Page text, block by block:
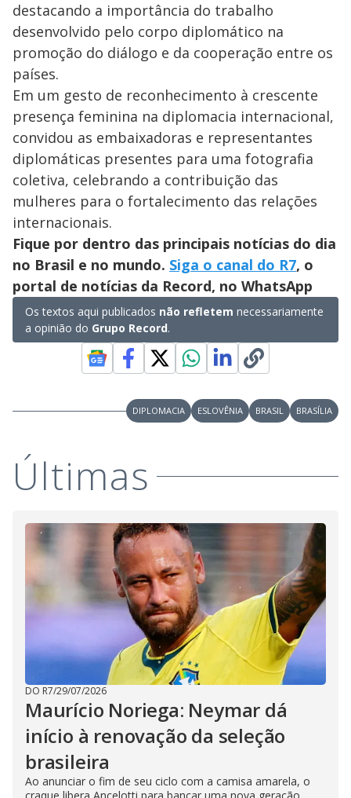
destacando a importância do trabalho
desenvolvido pelo corpo diplomático na
promoção do diálogo e da cooperação entre os
países.
Em um gesto de reconhecimento à crescente
presença feminina na diplomacia internacional,
convidou as embaixadoras e representantes
diplomáticas presentes para uma fotografia
coletiva, celebrando a contribuição das
mulheres para o fortalecimento das relações
internacionais.
Fique por dentro das principais notícias do dia
no Brasil e no mundo. Siga o canal do R7, o
portal de notícias da Record, no WhatsApp
Os textos aqui publicados não refletem necessariamente
a opinião do Grupo Record.
DIPLOMACIA ESLOVÊNIA BRASIL BRASÍLIA
Últimas
DO R7/29/07/2026
Maurício Noriega: Neymar dá
início à renovação da seleção
brasileira
Ao anunciar o fim de seu ciclo com a camisa amarela, o